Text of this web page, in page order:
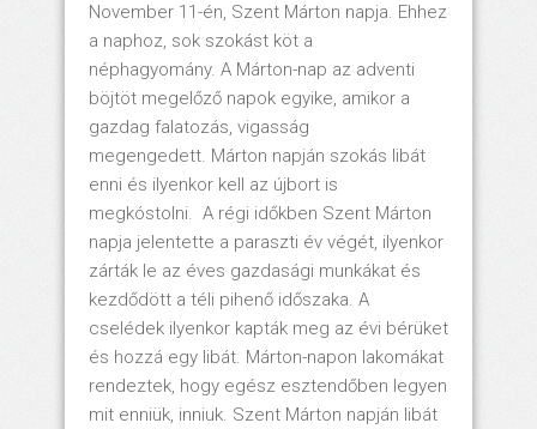
November 11-én, Szent Márton napja. Ehhez
a naphoz, sok szokást köt a
néphagyomány. A Márton-nap az adventi
böjtöt megelőző napok egyike, amikor a
gazdag falatozás, vigasság
megengedett. Márton napján szokás libát
enni és ilyenkor kell az újbort is
megkóstolni. A régi időkben Szent Márton
napja jelentette a paraszti év végét, ilyenkor
zárták le az éves gazdasági munkákat és
kezdődött a téli pihenő időszaka. A
cselédek ilyenkor kapták meg az évi bérüket
és hozzá egy libát. Márton-napon lakomákat
rendeztek, hogy egész esztendőben legyen
mit enniük, inniuk. Szent Márton napján libát